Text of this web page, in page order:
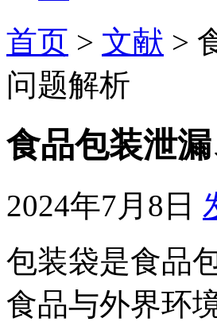
首页 > 文献 >
问题解析
食品包装泄
2024年7月8日
包装袋是食品
食品与外界环